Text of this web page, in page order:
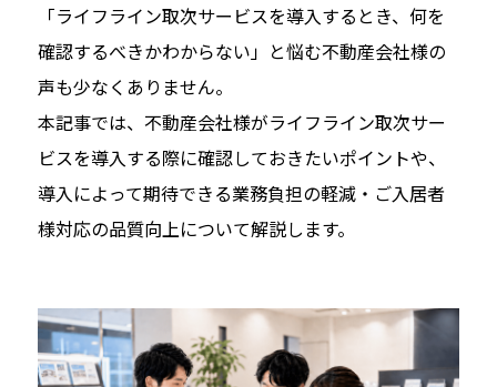
「ライフライン取次サービスを導入するとき、何を
確認するべきかわからない」と悩む不動産会社様の
声も少なくありません。
本記事では、不動産会社様がライフライン取次サー
ビスを導入する際に確認しておきたいポイントや、
導入によって期待できる業務負担の軽減・ご入居者
様対応の品質向上について解説します。